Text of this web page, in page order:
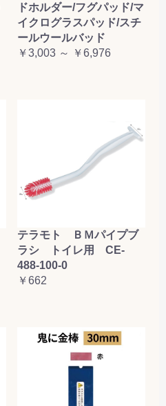
ドホルダー/フグパッド/マ
イクログラスパッド/スチ
ールウールバッド
￥3,003 ～ ￥6,976
テラモト ＢＭパイプブ
ラシ トイレ用 CE-
488-100-0
￥662